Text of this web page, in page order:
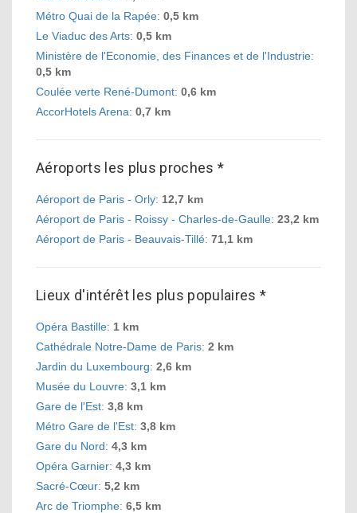
Métro Quai de la Rapée: 0,5 km
Le Viaduc des Arts: 0,5 km
Ministère de l'Economie, des Finances et de l'Industrie:
0,5 km
Coulée verte René-Dumont: 0,6 km
AccorHotels Arena: 0,7 km
Aéroports les plus proches *
Aéroport de Paris - Orly: 12,7 km
Aéroport de Paris - Roissy - Charles-de-Gaulle: 23,2 km
Aéroport de Paris - Beauvais-Tillé: 71,1 km
Lieux d'intérêt les plus populaires *
Opéra Bastille: 1 km
Cathédrale Notre-Dame de Paris: 2 km
Jardin du Luxembourg: 2,6 km
Musée du Louvre: 3,1 km
Gare de l'Est: 3,8 km
Métro Gare de l'Est: 3,8 km
Gare du Nord: 4,3 km
Opéra Garnier: 4,3 km
Sacré-Cœur: 5,2 km
Arc de Triomphe: 6,5 km